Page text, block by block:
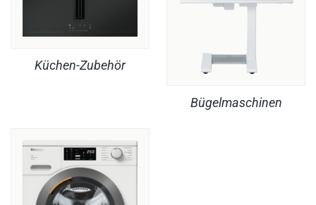
Küchen-Zubehör
Bügelmaschinen